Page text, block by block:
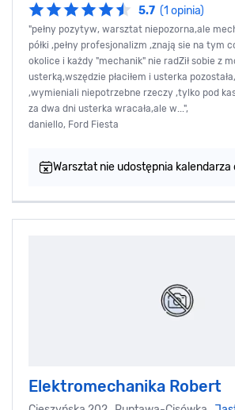
5.7 (1 opinia)
"pełny pozytyw, warsztat niepozorna,ale
półki ,pełny profesjonalizm ,znają sie na tym
okolice i każdy "mechanik" nie radZił sobie z
usterką,wszędzie płaciłem i usterka
,wymieniali niepotrzebne rzeczy ,tylko pod
za dwa dni usterka wracała,ale w...",
daniello, Ford Fiesta
Warsztat nie udostępnia kalendarza
Elektromechanika Robert